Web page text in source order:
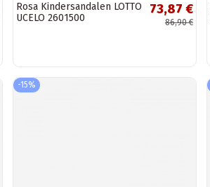
Rosa Kindersandalen LOTTO
UCELO 2601500
73,87 €
86,90 €
-15%